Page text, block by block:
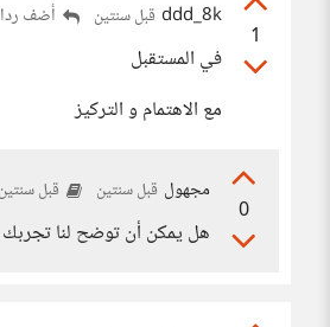
1
ddd_8k قبل سنتين أضف ردا
في المستقبل
مع الاهتمام و التركيز
0
مجهول قبل سنتين قبل سنتين
هل يمكن أن توضح لنا تجربك